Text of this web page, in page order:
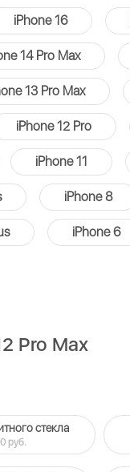
iPhone 16
14 Pro Max
13 Pro Max
iPhone 12 Pro
iPhone 11
iPhone 8
iPhone 6
Pro Max
стекла
руб.